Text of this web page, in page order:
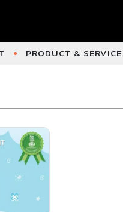
PRODUCT & SERVICE